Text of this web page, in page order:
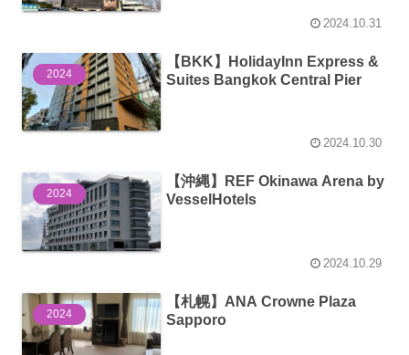
2024.10.31
2024
【BKK】HolidayInn Express &
Suites Bangkok Central Pier
2024.10.30
2024
【沖縄】REF Okinawa Arena by
VesselHotels
2024.10.29
2024
【札幌】ANA Crowne Plaza
Sapporo